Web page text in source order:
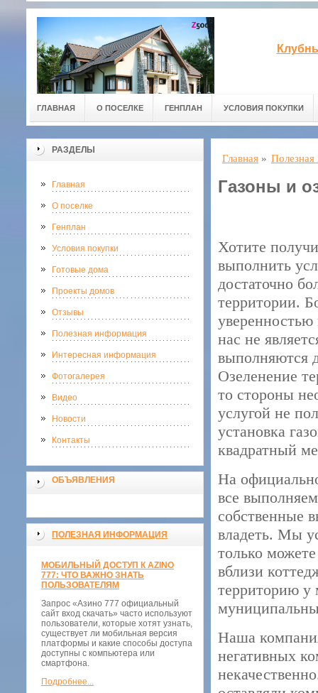
ГЛАВНАЯ О ПОСЕЛКЕ ГЕНПЛАН УСЛОВИЯ ПОКУПКИ
РАЗДЕЛЫ
Главная
О поселке
Генплан
Условия покупки
Готовые дома
Проекты домов
Отзывы
Полезная информация
Интересная информация
Фотогалерея
Видео
Новости
Контакты
ОБЪЯВЛЕНИЯ
ПОЛЕЗНАЯ ИНФОРМАЦИЯ
МОБИЛЬНЫЙ ДОСТУП К AZINO
777: ЧТО ВАЖНО ЗНАТЬ
ПОЛЬЗОВАТЕЛЯМ
Запрос «Азино 777 официальный
сайт вход скачать» часто используют
пользователи, которые хотят узнать,
существует ли мобильная версия
платформы и какие способы доступа
доступны с компьютера или
смартфона.
Подробнее...
Главная »
Газоны и
Хотите
выполнить
достаточно
территории.
уверенностью
нас не
выполняются
Озеленение
то стороны
услугой не
установка
квадратный
На
все
собственные
владеть. Мы
только
вблизи
территорию у
Наша
негативных